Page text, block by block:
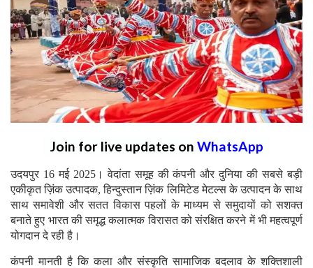
Join for live updates on WhatsApp
उदयपुर 16 मई 2025। वेदांता समूह की कंपनी और दुनिया की सबसे बड़ी
एकीकृत ज़िंक उत्पादक, हिन्दुस्तान ज़िंक लिमिटेड मेटल्स के उत्पादन के साथ
साथ समावेशी और सतत विकास पहलों के माध्यम से समुदायों को सशक्त
बनाते हुए भारत की समृद्ध कलात्मक विरासत को संरक्षित करने में भी महत्वपूर्ण
योगदान दे रही है।
कंपनी मानती है कि कला और संस्कृति सामाजिक बदलाव के शक्तिशाली